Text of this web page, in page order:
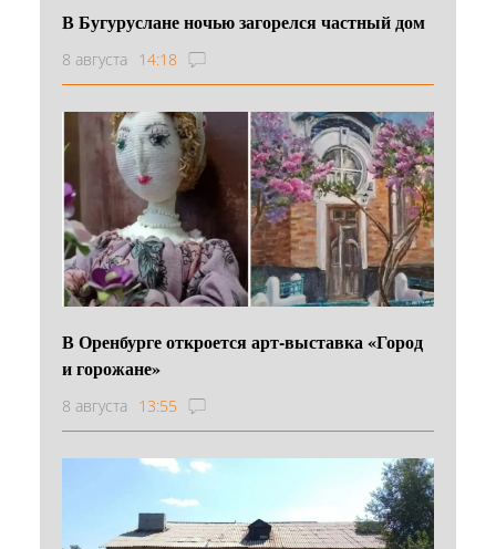
В Бугуруслане ночью загорелся частный дом
8 августа 14:18
В Оренбурге откроется арт-выставка «Город
и горожане»
8 августа 13:55